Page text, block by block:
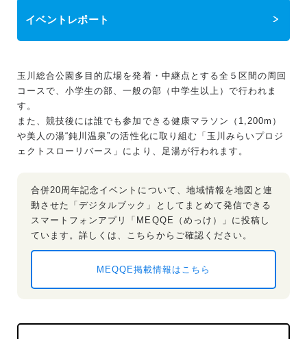
イベントレポート
玉川総合公園多目的広場を発着・中継点とする全５区間の周回
コースで、小学生の部、一般の部（中学生以上）で行われま
す。
また、競技後には誰でも参加できる健康マラソン（1,200m）
や美人の湯“鈍川温泉”の活性化に取り組む「玉川みらいプロジ
ェクトスローリバース」により、足湯が行われます。
合併20周年記念イベントについて、地域情報を地図と連
動させた「デジタルブック」としてまとめて発信できる
スマートフォンアプリ「MEQQE（めっけ）」に投稿し
ています。詳しくは、こちらからご確認ください。
MEQQE掲載情報はこちら